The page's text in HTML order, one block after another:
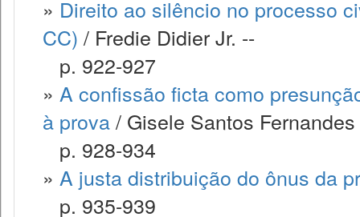
» Direito ao silêncio no processo
CC) / Fredie Didier Jr. --
p. 922-927
» A confissão ficta como
à prova/ Gisele Santos
p. 928-934
» A justa distribuição do ônus da
p. 935-939